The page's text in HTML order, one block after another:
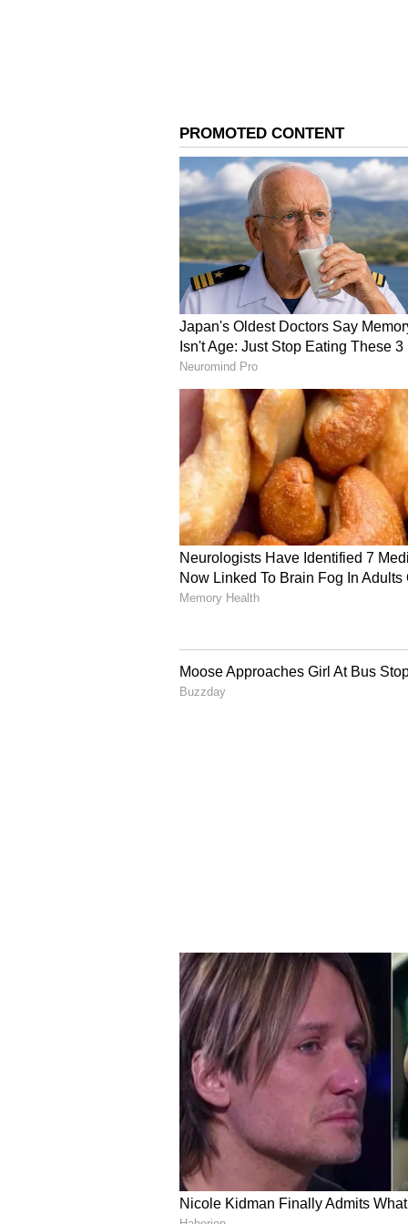
నెటిజన్లు. ఎవరికితోచిన కామెంట్ వారు
ఇక ఆయన సినిమాల విషయానికి వస్తే..
వ‌చ్చాడు జగపతిబాబు.. ఈ రెండు
అవకాశాలు కూడా వస్తున్నాయి.
మరికొన్నిప్రాజెక్ట్స్ పెడ్డింగ్ లో